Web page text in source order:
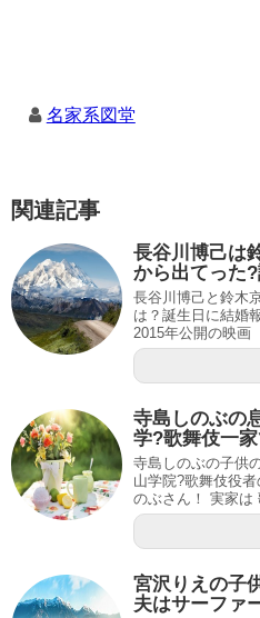
名家系図堂
関連記事
長谷川博己は
から出てった
長谷川博己と鈴木
は？誕生日に結婚
2015年公開の映画
寺島しのぶの
学?歌舞伎一
寺島しのぶの子供
山学院?歌舞伎役
のぶさん！ 実家は
宮沢りえの子
夫はサーファ